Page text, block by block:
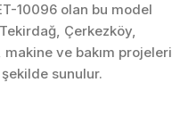
10096 olan bu model
Çerkezköy,
ve bakım projeleri
sunulur.